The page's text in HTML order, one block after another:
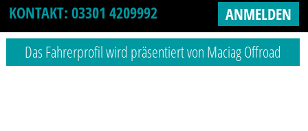
KONTAKT: 03301 4209992
ANMELDEN
Das Fahrerprofil wird präsentiert von Maciag Offroad